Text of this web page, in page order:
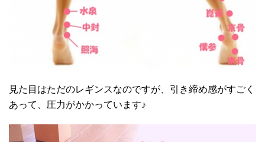
見た目はただのレギンスなのですが、引き締め感がすごく
あって、圧力がかかっています♪